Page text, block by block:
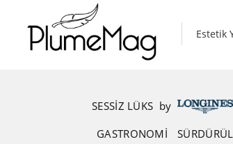
content
Estetik
SESSIZ LÜKS by
GASTRONOMI